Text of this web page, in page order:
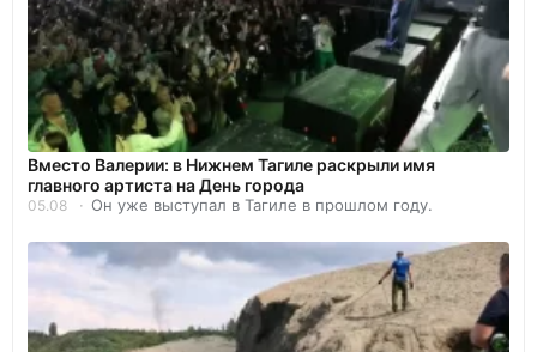
Вместо Валерии: в Нижнем Тагиле раскрыли имя
главного артиста на День города
05.08 Он уже выступал в Тагиле в прошлом году.